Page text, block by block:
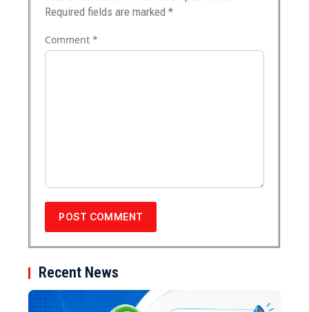
Required fields are marked*
Comment*
Recent News